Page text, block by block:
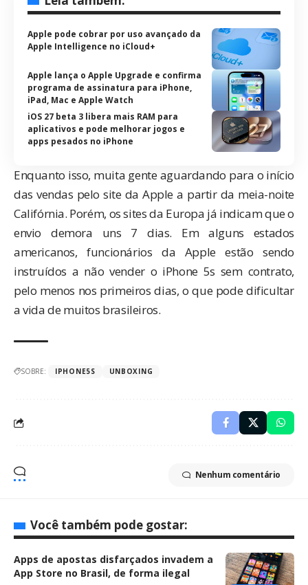
Apple pode cobrar por uso avançado da
Apple Intelligence no iCloud+
Apple lança o Apple Upgrade e confirma
programa de assinatura para iPhone,
iPad, Mac e Apple Watch
iOS 27 beta 3 libera mais RAM para
aplicativos e pode melhorar jogos e
apps pesados no iPhone
Enquanto isso, muita gente aguardando para o início
das vendas pelo site da Apple a partir da meia-noite
Califórnia. Porém, os sites da Europa já indicam que o
envio demora uns 7 dias. Em alguns estados
americanos, funcionários da Apple estão sendo
instruídos a não vender o iPhone 5s sem contrato,
pelo menos nos primeiros dias, o que pode dificultar
a vida de muitos brasileiros.
SOBRE: IPHONE5S UNBOXING
Nenhum comentário
Você também pode gostar:
Apps de apostas disfarçados invadem a
App Store no Brasil, de forma ilegal